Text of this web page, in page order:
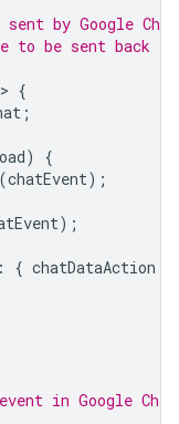
by Google Chat
to be sent back to
> {
;
)
{
(chatEvent);
);
: { chatDataAction
event in Google